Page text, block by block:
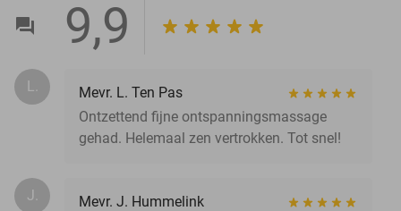
9,9
L.
Mevr. L. Ten Pas
Ontzettend fijne ontspanningsmassage
gehad. Helemaal zen vertrokken. Tot snel!
J.
Mevr. J. Hummelink